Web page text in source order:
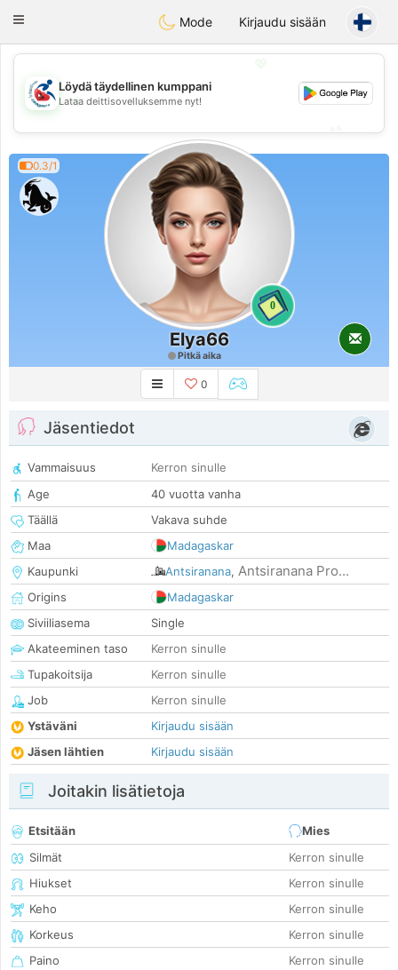
Handi Space
Toggle
Mode Kirjaudu sisään
💖
💕
Löydä täydellinen kumppani
Lataa deittisovelluksemme nyt!
0.3/1
0
Elya66
Pitkä aika
0
Jäsentiedot
Vammaisuus
Kerron sinulle
Age
40 vuotta vanha
Täällä
Vakava suhde
Maa
Madagaskar
Kaupunki
Antsiranana, Antsiranana Pro...
Origins
Madagaskar
Siviiliasema
Single
Akateeminen taso
Kerron sinulle
Tupakoitsija
Kerron sinulle
Job
Kerron sinulle
Ystäväni
Kirjaudu sisään
Jäsen lähtien
Kirjaudu sisään
Joitakin lisätietoja
Etsitään
Mies
Silmät
Kerron sinulle
Hiukset
Kerron sinulle
Keho
Kerron sinulle
Korkeus
Kerron sinulle
Paino
Kerron sinulle